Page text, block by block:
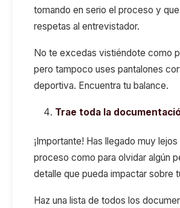
tomando en serio el proceso y
respetas al entrevistador.
No te excedas vistiéndote como
pero tampoco uses pantalones
deportiva. Encuentra tu balance.
Trae toda la
¡Importante! Has llegado muy lejos
proceso como para olvidar algún
detalle que pueda impactar sobre
Haz una lista de todos los